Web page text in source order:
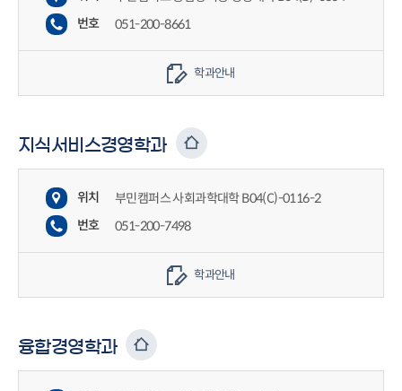
번호
051-200-8661
학과안내
지식서비스경영학과
위치
부민캠퍼스 사회과학대학 B04(C)-0116-2
번호
051-200-7498
학과안내
융합경영학과